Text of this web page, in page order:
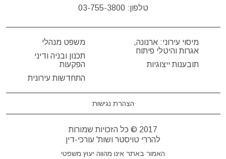
טלפון: 03-755-3800
מיסוי עירוני: ארנונה,
אגרות והיטלי פיתוח
תובענות ייצוגיות
משפט מנהלי
תכנון ובניה ודיני
הפקעות
התחדשות עירונית
הצהרת נגישות
2017 © כל הזכויות שמורות
להררי טויסטר ושות' עורכי-דין
האמור באתר אינו מהווה יעוץ משפטי